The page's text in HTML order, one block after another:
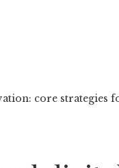
core strategies